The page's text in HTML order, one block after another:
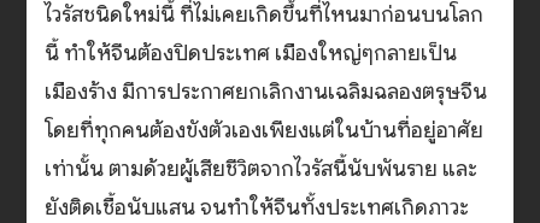
ไวรัสชนิดใหม่นี้ ที่ไม่เคยเกิดขึ้นที่ไหนมาก่อนบนโลก
นี้ ทำให้จีนต้องปิดประเทศ เมืองใหญ่ๆกลายเป็น
เมืองร้าง มีการประกาศยกเลิกงานเฉลิมฉลองตรุษจีน
โดยที่ทุกคนต้องขังตัวเองเพียงแต่ในบ้านที่อยู่อาศัย
เท่านั้น ตามด้วยผู้เสียชีวิตจากไวรัสนี้นับพันราย และ
ยังติดเชื้อนับแสน จนทำให้จีนทั้งประเทศเกิดภาวะ